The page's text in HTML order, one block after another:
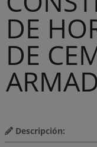
DE
DE
Descripción: